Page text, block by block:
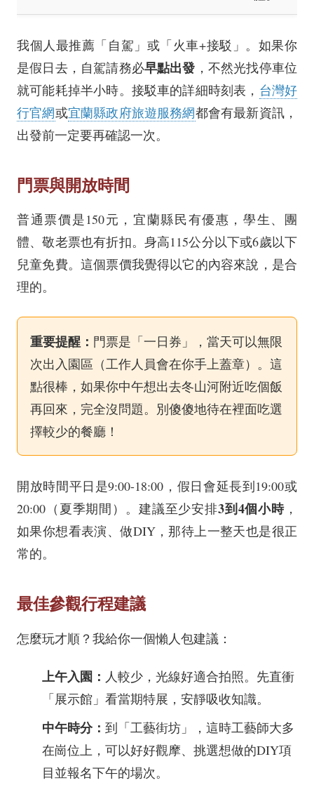
我個人最推薦「自駕」或「火車+接駁」。如果你
是假日去，自駕請務必早點出發 ，不然光找停車位
就可能耗掉半小時。接駁車的詳細時刻表， 台灣好
行官網或宜蘭縣政府旅遊服務網都會有最新資訊，
出發前一定要再確認一次。
門票與開放時間
普通票價是150元，宜蘭縣民有優惠，學生、團
體、敬老票也有折扣。身高115公分以下或6歲以下
兒童免費。這個票價我覺得以它的內容來說，是合
理的。
重要提醒： 門票是「一日券」，當天可以無限
次出入園區（工作人員會在你手上蓋章）。這
點很棒，如果你中午想出去冬山河附近吃個飯
再回來，完全沒問題。別傻傻地待在裡面吃選
擇較少的餐廳！
開放時間平日是9:00-18:00，假日會延長到19:00或
20:00（夏季期間）。建議至少安排3到4個小時 ，
如果你想看表演、做DIY，那待上一整天也是很正
常的。
最佳參觀行程建議
怎麼玩才順？我給你一個懶人包建議：
上午入園： 人較少，光線好適合拍照。先直衝
「展示館」看當期特展，安靜吸收知識。
中午時分： 到「工藝街坊」，這時工藝師大多
在崗位上，可以好好觀摩、挑選想做的DIY項
目並報名下午的場次。